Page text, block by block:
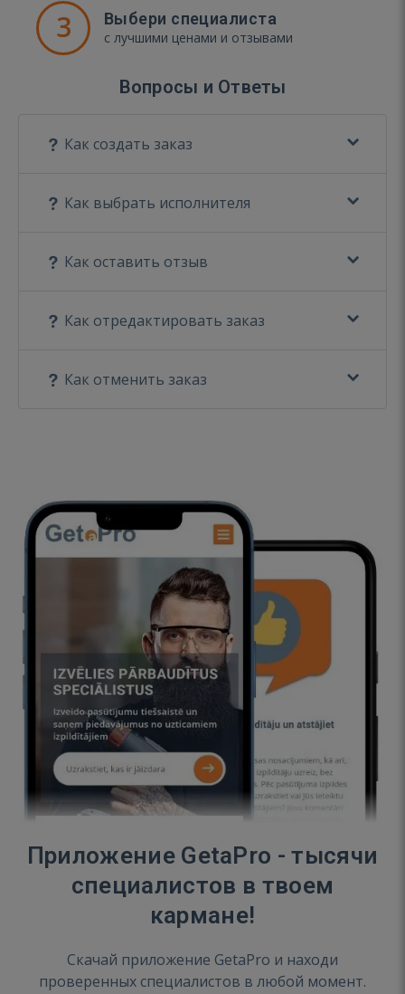
3 Выбери специалиста
с лучшими ценами и отзывами
Вопросы и Ответы
Как создать заказ
Как выбрать исполнителя
Как оставить отзыв
Как отредактировать заказ
Как отменить заказ
Приложение GetaPro - тысячи
специалистов в твоем
кармане!
Скачай приложение GetaPro и находи
проверенных специалистов в любой момент.